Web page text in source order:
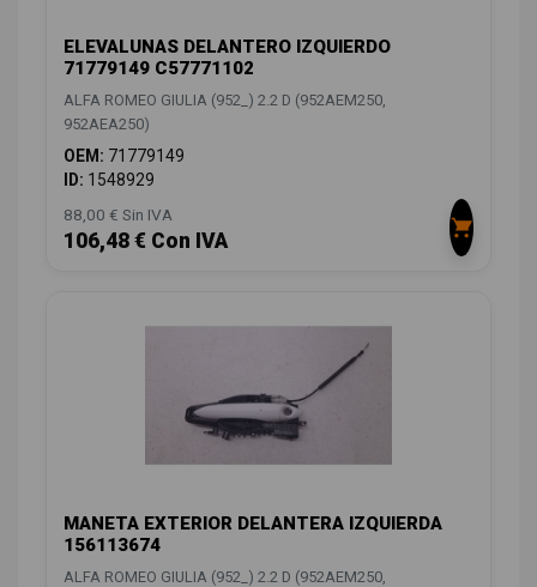
ELEVALUNAS DELANTERO IZQUIERDO
71779149 C57771102
ALFA ROMEO GIULIA (952_) 2.2 D (952AEM250,
952AEA250)
OEM: 71779149
ID: 1548929
88,00 € Sin IVA
106,48 € Con IVA
MANETA EXTERIOR DELANTERA IZQUIERDA
156113674
ALFA ROMEO GIULIA (952_) 2.2 D (952AEM250,